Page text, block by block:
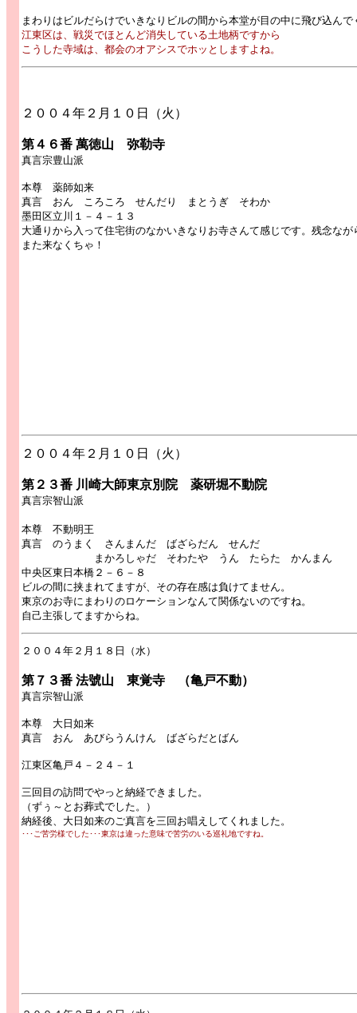
まわりはビルだらけでいきなりビルの間から本堂が目の中に飛び込んで
江東区は、戦災でほとんど消失している土地柄ですから
こうした寺域は、都会のオアシスでホッとしますよね。
２００４年２月１０日（火）
第４６番 萬徳山 弥勒寺
真言宗豊山派
本尊 薬師如来
真言 おん ころころ せんだり まとうぎ そわか
墨田区立川１－４－１３
大通りから入って住宅街のなかいきなりお寺さんて感じです。残念な
また来なくちゃ！
２００４年２月１０日（火）
第２３番 川崎大師東京別院 薬研堀不動院
真言宗智山派
本尊 不動明王
真言 のうまく さんまんだ ばざらだん せんだ
まかろしゃだ そわたや うん たらた かんまん
中央区東日本橋２－６－８
ビルの間に挟まれてますが、その存在感は負けてません。
東京のお寺にまわりのロケーションなんて関係ないのですね。
自己主張してますからね。
２００４年２月１８日（水）
第７３番 法號山 東覚寺 （亀戸不動）
真言宗智山派
本尊 大日如来
真言 おん あびらうんけん ばざらだとばん
江東区亀戸４－２４－１
三回目の訪問でやっと納経できました。
（ずぅ～とお葬式でした。）
納経後、大日如来のご真言を三回お唱えしてくれました。
･･･ご苦労様でした･･･東京は違った意味で苦労のいる巡礼地ですね。